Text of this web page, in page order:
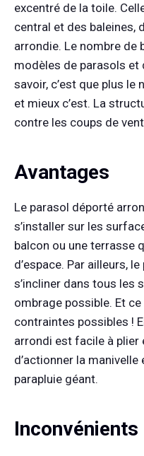
excentré de la toile.
central et des baleines,
arrondie. Le nombre de
modèles de parasols et
savoir, c’est que plus le
et mieux c’est. La
contre les coups de
Avantages
Le parasol déporté
s’installer sur les
balcon ou une terrasse
d’espace. Par ailleurs,
s’incliner dans tous les
ombrage possible. Et
contraintes possibles !
arrondi est facile à plier
d’actionner la
parapluie géant.
Inconvénients